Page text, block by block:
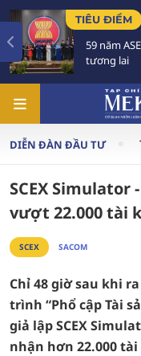
đoàn kết, định hình
DIỄN ĐÀN ĐẦU TƯ
SCEX Simulator
vượt 22.000 tài
SCEX SACOM
Chỉ 48 giờ sau khi
trình “Phổ cập Tài
giả lập SCEX
nhận hơn 22.000